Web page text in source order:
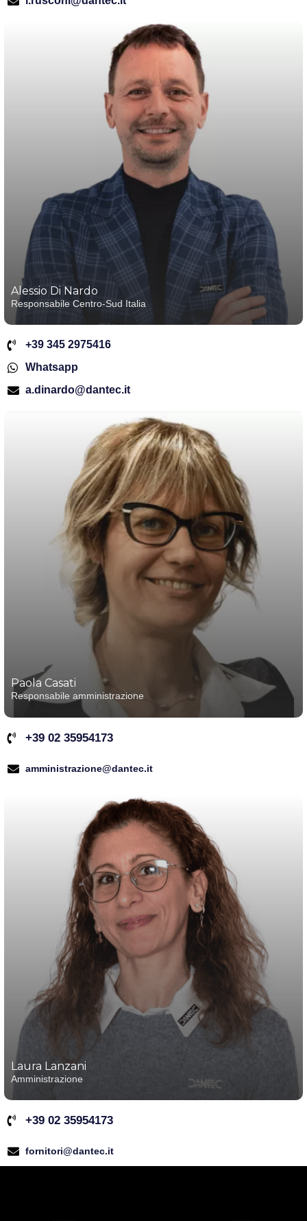
Alessio Di Nardo
Responsabile Centro-Sud Italia
+39 345 2975416
Whatsapp
a.dinardo@dantec.it
Paola Casati
Responsabile amministrazione
+39 02 35954173
amministrazione@dantec.it
Laura Lanzani
Amministrazione
+39 02 35954173
fornitori@dantec.it